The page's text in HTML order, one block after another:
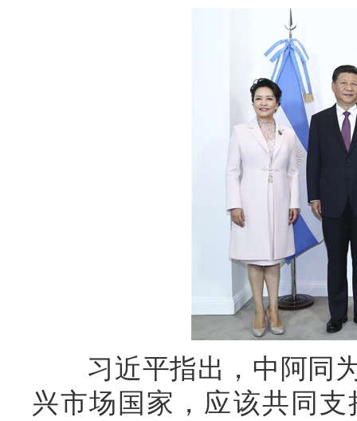
习近平指出，中阿同为
兴市场国家，应该共同